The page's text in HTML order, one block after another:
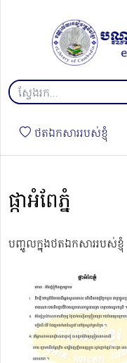
ថតឯកសាររបស់ខ្ញុំ
ផ្កាអំពែភ្នំ
បញ្ចូលក្នុងថតឯកសាររបស់ខ្ញុំ